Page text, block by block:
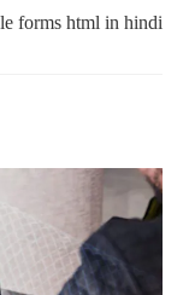
forms html in hindi